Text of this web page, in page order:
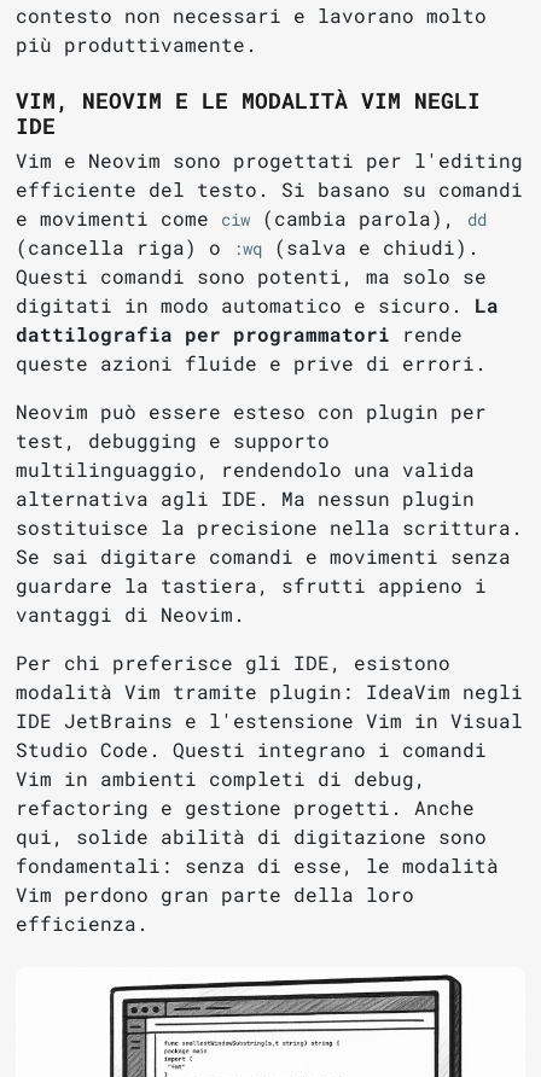
contesto non necessari e lavorano molto
più produttivamente.
VIM, NEOVIM E LE MODALITÀ VIM NEGLI
IDE
Vim e Neovim sono progettati per l'editing
efficiente del testo. Si basano su comandi
e movimenti come ciw (cambia parola), dd
(cancella riga) o :wq (salva e chiudi).
Questi comandi sono potenti, ma solo se
digitati in modo automatico e sicuro. La
dattilografia per programmatori rende
queste azioni fluide e prive di errori.
Neovim può essere esteso con plugin per
test, debugging e supporto
multilinguaggio, rendendolo una valida
alternativa agli IDE. Ma nessun plugin
sostituisce la precisione nella scrittura.
Se sai digitare comandi e movimenti senza
guardare la tastiera, sfrutti appieno i
vantaggi di Neovim.
Per chi preferisce gli IDE, esistono
modalità Vim tramite plugin: IdeaVim negli
IDE JetBrains e l'estensione Vim in Visual
Studio Code. Questi integrano i comandi
Vim in ambienti completi di debug,
refactoring e gestione progetti. Anche
qui, solide abilità di digitazione sono
fondamentali: senza di esse, le modalità
Vim perdono gran parte della loro
efficienza.